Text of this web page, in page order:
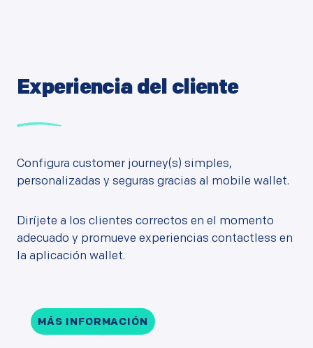
Experiencia del cliente
Configura customer journey(s) simples,
personalizadas y seguras gracias al mobile wallet.
Diríjete a los clientes correctos en el momento
adecuado y promueve experiencias contactless en
la aplicación wallet.
MÁS INFORMACIÓN